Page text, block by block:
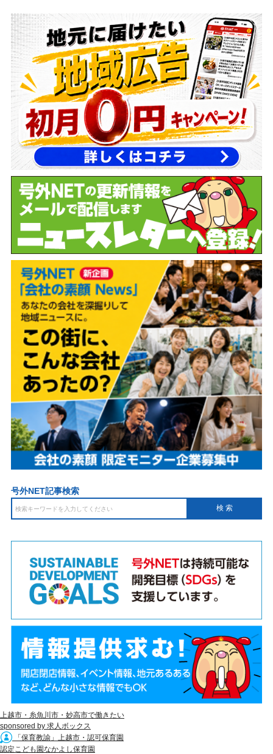
号外NET記事検索
上越市・糸魚川市・妙高市で働きたい
sponsored by 求人ボックス
「保育教諭」上越市・認可保育園
認定こども園なかよし保育園